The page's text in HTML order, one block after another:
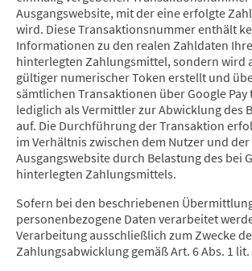
Ausgangswebsite, mit der eine erfolgte
wird. Diese Transaktionsnummer enthält
Informationen zu den realen Zahldaten
hinterlegten Zahlungsmittel, sondern wird
gültiger numerischer Token erstellt und
sämtlichen Transaktionen über Google
lediglich als Vermittler zur Abwicklung des
auf. Die Durchführung der Transaktion
im Verhältnis zwischen dem Nutzer und der
Ausgangswebsite durch Belastung des bei
hinterlegten Zahlungsmittels.
Sofern bei den beschriebenen
personenbezogene Daten verarbeitet
Verarbeitung ausschließlich zum Zwecke
Zahlungsabwicklung gemäß Art. 6 Abs. 1 lit.